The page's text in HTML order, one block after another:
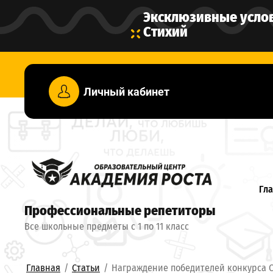
Эксклюзивные
Стихий
Личный кабинет
Профессиональные репетиторы
Все школьные предметы с 1 по 11 класс
Главная / Статьи / Награждение победителей конкурса